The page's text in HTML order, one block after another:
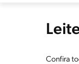
Confira